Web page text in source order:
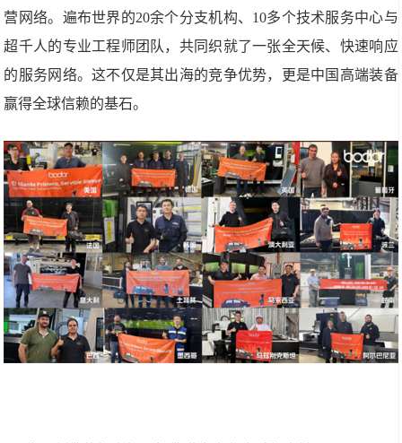
营网络。遍布世界的20余个分支机构、10多个技术服务中心与
超千人的专业工程师团队，共同织就了一张全天候、快速响应
的服务网络。这不仅是其出海的竞争优势，更是中国高端装备
赢得全球信赖的基石。